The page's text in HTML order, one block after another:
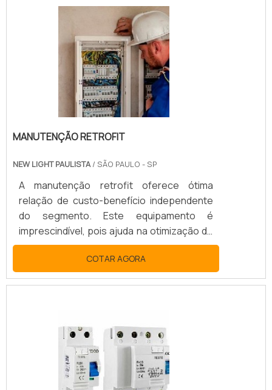
acarretar em problemas no funcionamento
de toda a estrutura elétrica de um
local.SAIBA COMO A MANUTENÇÃO
PREVENTIVA É FUNDAMENTALA função do
disjuntor é regular a corrente elétrica,
evitando sobr.
MANUTENÇÃO RETROFIT
NEW LIGHT PAULISTA/ SÃO PAULO - SP
A manutenção retrofit oferece ótima
relação de custo-benefício independente
do segmento. Este equipamento é
imprescindível, pois ajuda na otimização de
processos e faz com que o rendimento
cresça em um menor tempo.SAIBA MAIS
DETALHES SOBRE A MANUTENÇÃOEste
a qual ele responde. O recurso é
geralmente adotado por empresas que
necessitam obter uma máquina específica
para um traba.
COTAR AGORA